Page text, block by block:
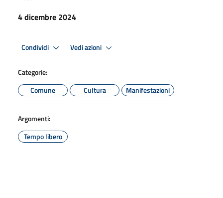
4 dicembre 2024
Condividi Vedi azioni
Categorie:
Comune
Cultura Manifestazioni
Argomenti:
Tempo libero